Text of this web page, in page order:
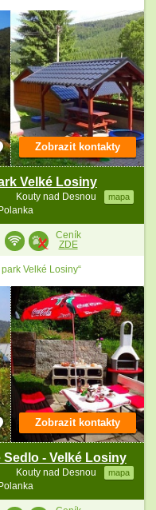
Velké Losiny
Kouty nad Desnou mapa
Zobrazit kontakty
Ceník
ZDE
Velké Losiny“
- Velké Losiny
Kouty nad Desnou mapa
Zobrazit kontakty